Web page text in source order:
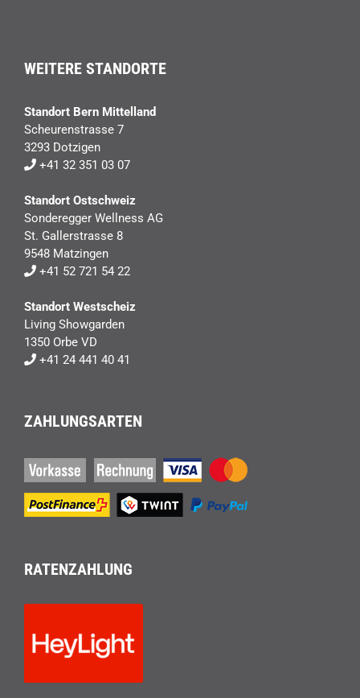
WEITERE STANDORTE
Standort Bern Mittelland
Scheurenstrasse 7
3293 Dotzigen
+41 32 351 03 07
Standort Ostschweiz
Sonderegger Wellness AG
St. Gallerstrasse 8
9548 Matzingen
+41 52 721 54 22
Standort Westscheiz
Living Showgarden
1350 Orbe VD
+41 24 441 40 41
ZAHLUNGSARTEN
RATENZAHLUNG